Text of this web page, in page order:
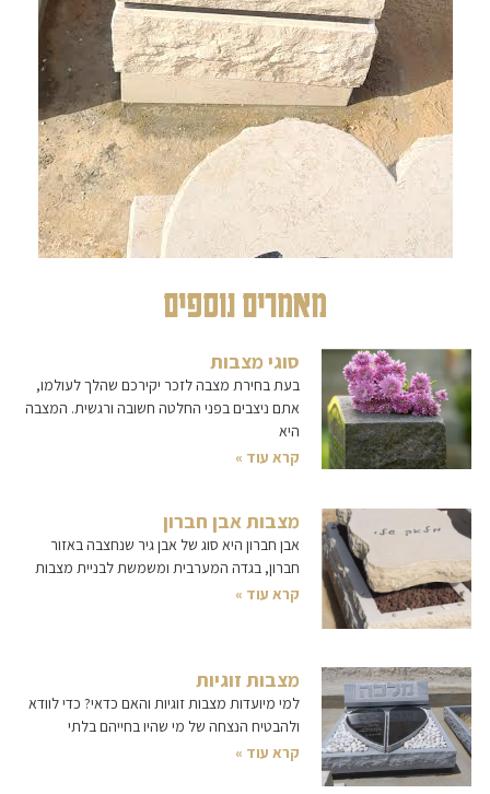
מאמרים נוספים
סוגי מצבות
בעת בחירת מצבה לזכר יקירכם שהלך לעולמו,
אתם ניצבים בפני החלטה חשובה ורגשית. המצבה
היא
קרא עוד »
מצבות אבן חברון
אבן חברון היא סוג של אבן גיר שנחצבה באזור
חברון, בגדה המערבית ומשמשת לבניית מצבות
קרא עוד »
מצבות זוגיות
למי מיועדות מצבות זוגיות והאם כדאי? כדי לוודא
ולהבטיח הנצחה של מי שהיו בחייהם בלתי
קרא עוד »